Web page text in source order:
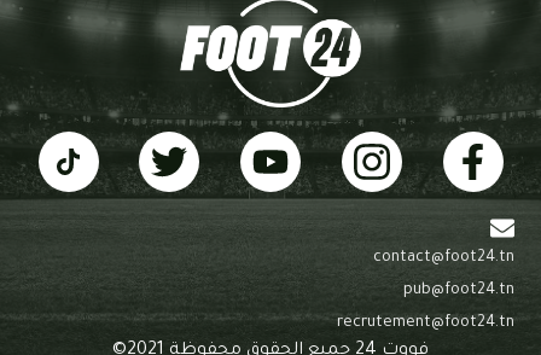
contact@foot24.tn
pub@foot24.tn
recrutement@foot24.tn
فووت 24 جميع الحقوق محفوظة 2021©